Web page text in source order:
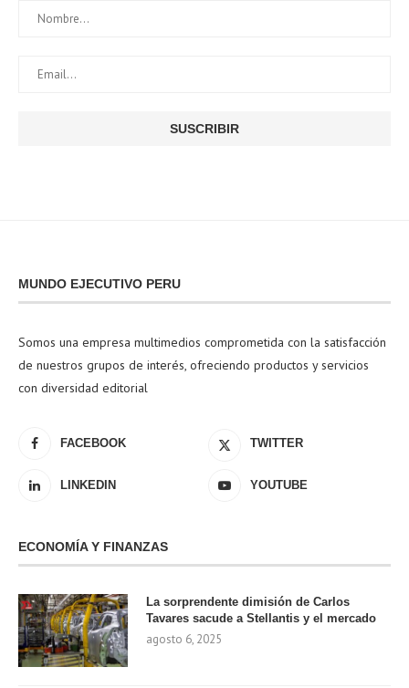
MUNDO EJECUTIVO PERU
Somos una empresa multimedios comprometida con la satisfacción
de nuestros grupos de interés, ofreciendo productos y servicios
con diversidad editorial
FACEBOOK TWITTER
LINKEDIN YOUTUBE
ECONOMÍA Y FINANZAS
La sorprendente dimisión de Carlos
Tavares sacude a Stellantis y el mercado
agosto 6, 2025